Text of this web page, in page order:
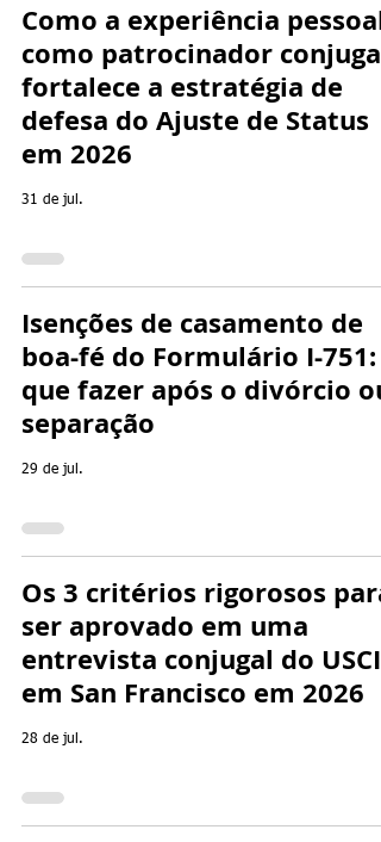
Como a experiência pessoal
como patrocinador conjugal
fortalece a estratégia de
defesa do Ajuste de Status
em 2026
31 de jul.
Isenções de casamento de
boa-fé do Formulário I-751: o
que fazer após o divórcio ou
separação
29 de jul.
Os 3 critérios rigorosos para
ser aprovado em uma
entrevista conjugal do USCIS
em San Francisco em 2026
28 de jul.